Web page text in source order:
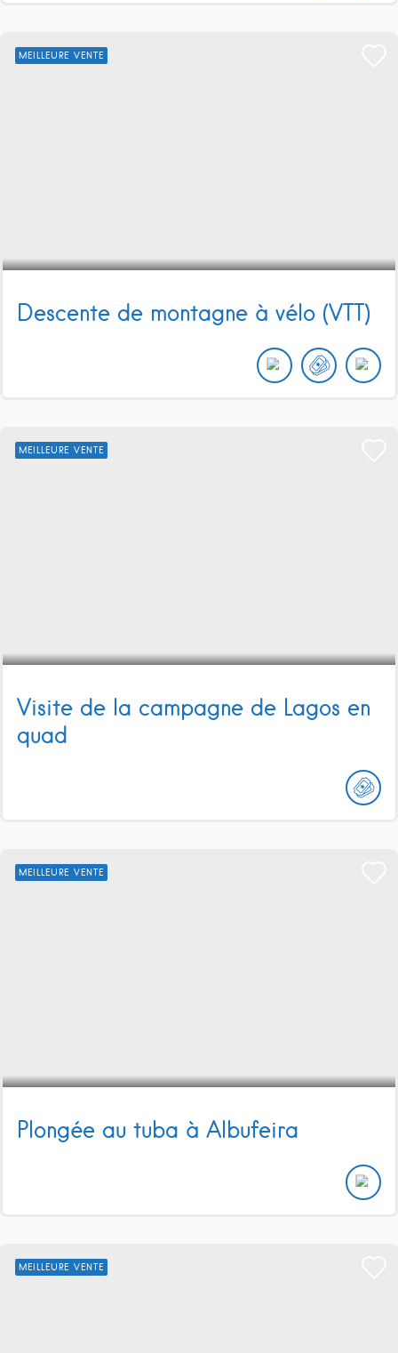
MEILLEURE VENTE
Descente de montagne à vélo (VTT)
MEILLEURE VENTE
Visite de la campagne de Lagos en
quad
MEILLEURE VENTE
Plongée au tuba à Albufeira
MEILLEURE VENTE